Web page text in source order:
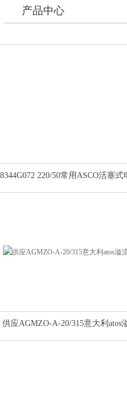
产品中心
8344G072 220/50常用ASCO活塞式
供应AGMZO-A-20/315意大利atos